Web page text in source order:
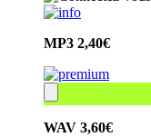
MP3 2,40€
WAV 3,60€